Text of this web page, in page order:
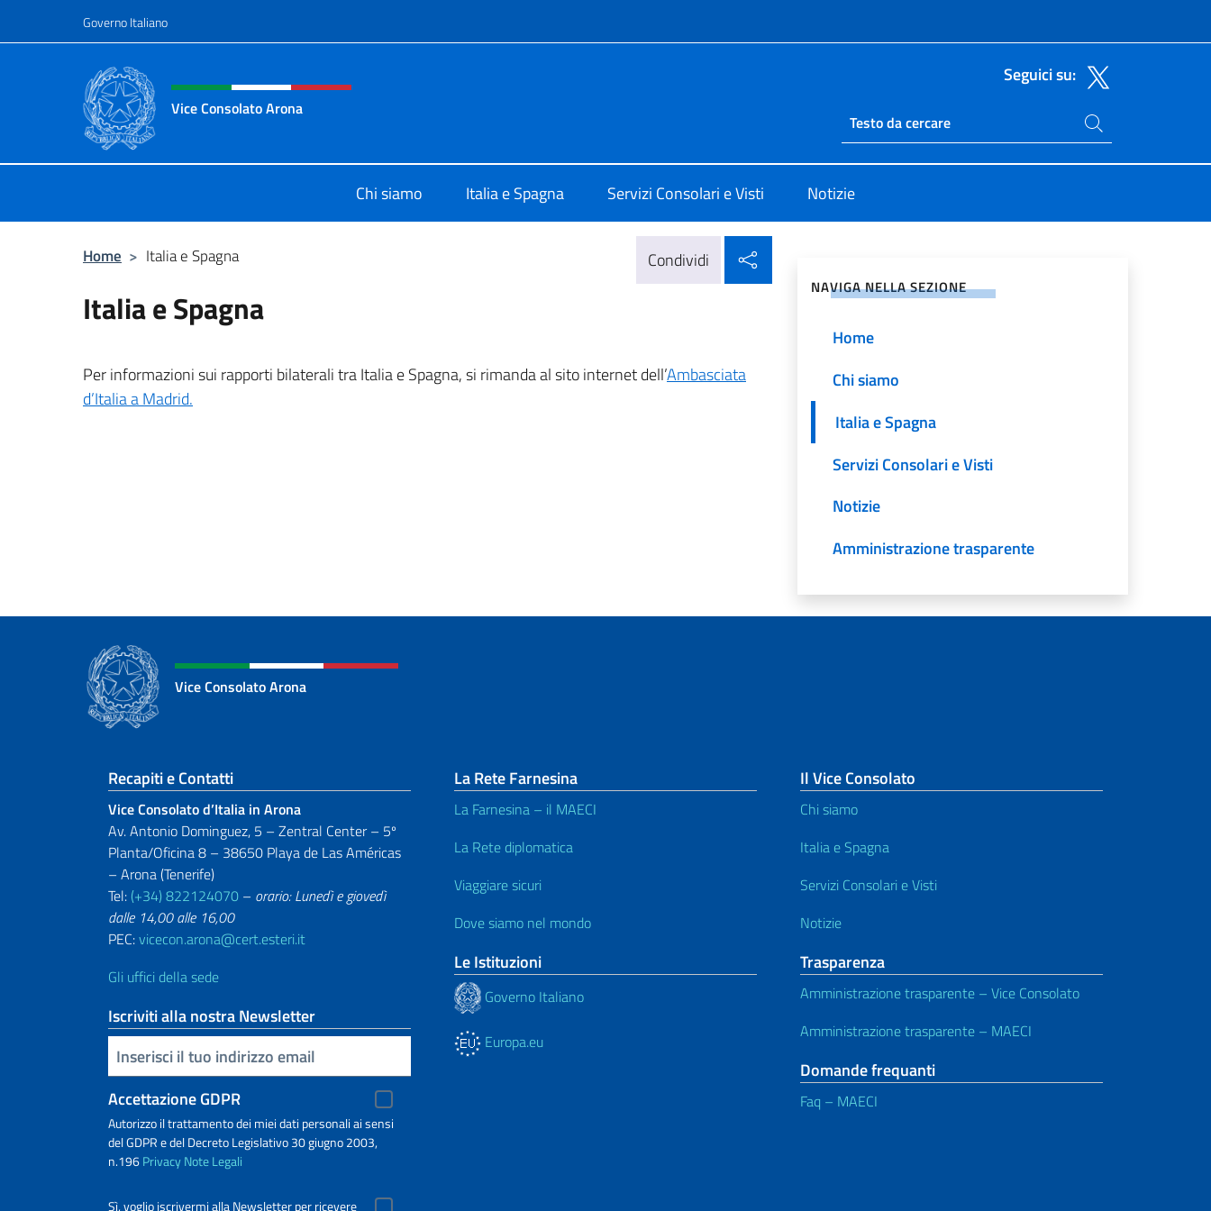
Governo Italiano
Intestazione sito, social e menù
Vice Consolato Arona
Seguici su:
Ricerca sito live
Cerca nel sito
Chi siamo Italia e Spagna Servizi Consolari e Visti Notizie
Home > Italia e Spagna Condividi
Italia e Spagna
Per informazioni sui rapporti bilaterali tra Italia e Spagna, si rimanda al sito internet dell’Ambasciata
d’Italia a Madrid.
NAVIGA NELLA SEZIONE
Home
Chi siamo
Italia e Spagna
Servizi Consolari e Visti
Notizie
Amministrazione trasparente
Vice Consolato Arona
Sezione footer
Recapiti e Contatti
Vice Consolato d’Italia in Arona
Av. Antonio Dominguez, 5 – Zentral Center – 5º
Planta/Oficina 8 – 38650 Playa de Las Américas
– Arona (Tenerife)
Tel: (+34) 822124070 – orario: Lunedì e giovedì
dalle 14,00 alle 16,00
PEC:vicecon.arona@cert.esteri.it
Gli uffici della sede
Iscriviti alla nostra Newsletter
Inserisci la tua email
Accettazione GDPR
Autorizzo il trattamento dei miei dati personali ai sensi
del GDPR e del Decreto Legislativo 30 giugno 2003,
n.196PrivacyNote Legali
Sì, voglio iscrivermi alla Newsletter per ricevere
La Rete Farnesina
La Farnesina – il MAECI
La Rete diplomatica
Viaggiare sicuri
Dove siamo nel mondo
Le Istituzioni
Governo Italiano
Europa.eu
Il Vice Consolato
Chi siamo
Italia e Spagna
Servizi Consolari e Visti
Notizie
Trasparenza
Amministrazione trasparente – Vice Consolato
Amministrazione trasparente – MAECI
Domande frequanti
Faq – MAECI